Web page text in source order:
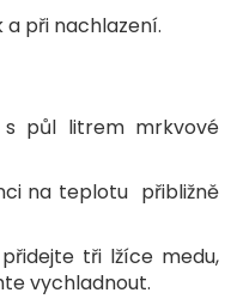
při nachlazení.
s půl litrem mrkvové
na teplotu přibližně
tři lžíce medu,
vychladnout.